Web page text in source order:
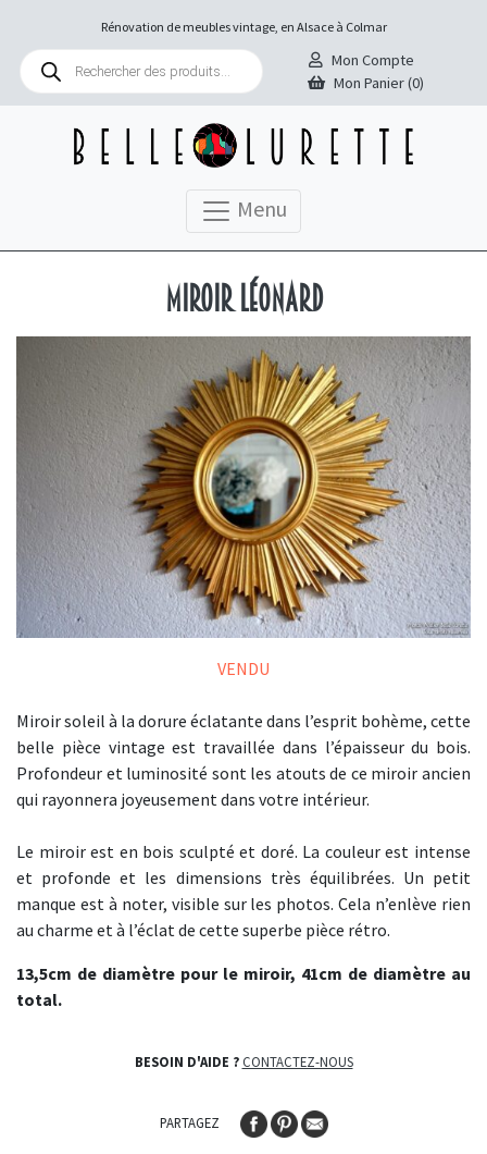
Rénovation de meubles vintage, en Alsace à Colmar
Recherche
produits
Mon Compte
Mon Panier (0)
Menu
Miroir Léonard
VENDU
Miroir soleil à la dorure éclatante dans l’esprit bohème, cette
belle pièce vintage est travaillée dans l’épaisseur du bois.
Profondeur et luminosité sont les atouts de ce miroir ancien
qui rayonnera joyeusement dans votre intérieur.
Le miroir est en bois sculpté et doré. La couleur est intense
et profonde et les dimensions très équilibrées. Un petit
manque est à noter, visible sur les photos. Cela n’enlève rien
au charme et à l’éclat de cette superbe pièce rétro.
13,5cm de diamètre pour le miroir, 41cm de diamètre au
total.
BESOIN D'AIDE ? CONTACTEZ-NOUS
PARTAGEZ